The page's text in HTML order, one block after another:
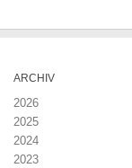
ARCHIV
2026
2025
2024
2023